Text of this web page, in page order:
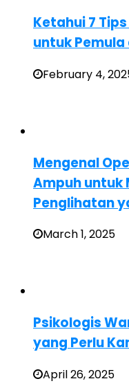
Ketahui 7
untuk
February 4,
Mengenal
Ampuh untuk
Penglihatan
March 1, 2025
Psikologis
yang Perlu
April 26, 2025